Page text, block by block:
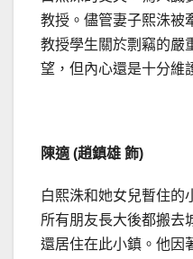
教授。儘管妻子熙洙被
教授學生關於剽竊的嚴
望，但內心還是十分維
陳適 (趙鎮雄 飾)
白熙洙和她女兒暫住的
所有朋友長大後都搬去
還居住在此小鎮。他因